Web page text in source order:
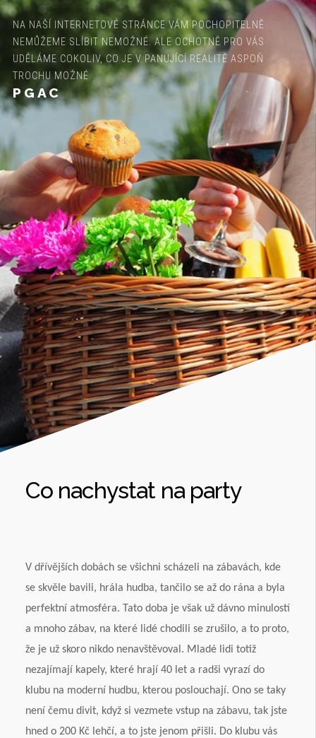
NA NAŠÍ INTERNETOVÉ STRÁNCE VÁM POCHOPITELNĚ
NEMŮŽEME SLÍBIT NEMOŽNÉ. ALE OCHOTNĚ PRO VÁS
UDĚLÁME COKOLIV, CO JE V PANUJÍCÍ REALITĚ ASPOŇ
TROCHU MOŽNÉ.
PGAC
Co nachystat na party
V dřívějších dobách se všichni scházeli na zábavách, kde
se skvěle bavili, hrála hudba, tančilo se až do rána a byla
perfektní atmosféra. Tato doba je však už dávno minulostí
a mnoho zábav, na které lidé chodili se zrušilo, a to proto,
že je už skoro nikdo nenavštěvoval. Mladé lidi totiž
nezajímají kapely, které hrají 40 let a radši vyrazí do
klubu na moderní hudbu, kterou poslouchají. Ono se taky
není čemu divit, když si vezmete vstup na zábavu, tak jste
hned o 200 Kč lehčí, a to jste jenom přišli. Do klubu vás